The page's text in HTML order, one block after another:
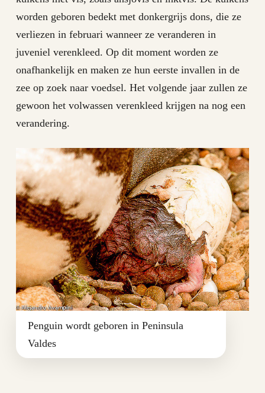
worden geboren bedekt met donkergrijs dons, die ze
verliezen in februari wanneer ze veranderen in
juveniel verenkleed. Op dit moment worden ze
onafhankelijk en maken ze hun eerste invallen in de
zee op zoek naar voedsel. Het volgende jaar zullen ze
gewoon het volwassen verenkleed krijgen na nog een
verandering.
Penguin wordt geboren in Peninsula
Valdes